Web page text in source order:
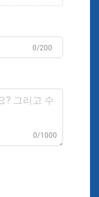
0/200
0/1000